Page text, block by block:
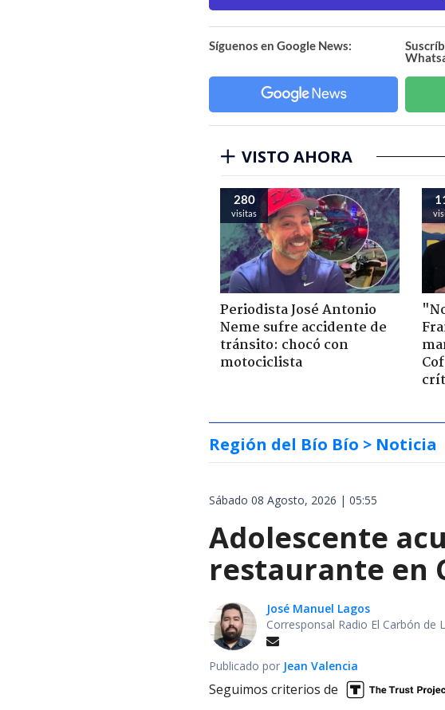
Síguenos en Google News:
VISTO AHORA
280
visitas
Periodista José Antonio
Neme sufre accidente de
tránsito: chocó con
motociclista
Región del Bío Bío > Noticia
Sábado 08 Agosto, 2026 | 05:55
Adolescente
restaurante en
José Manuel Lagos
Corresponsal Radio El Carbón de
Publicado por Jean Valencia
Seguimos criterios de